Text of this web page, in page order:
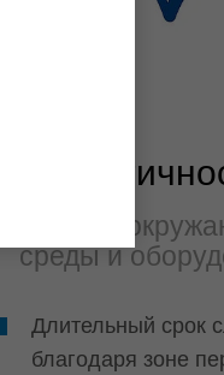
Защита
среды и
Длительный срок
благодаря зоне